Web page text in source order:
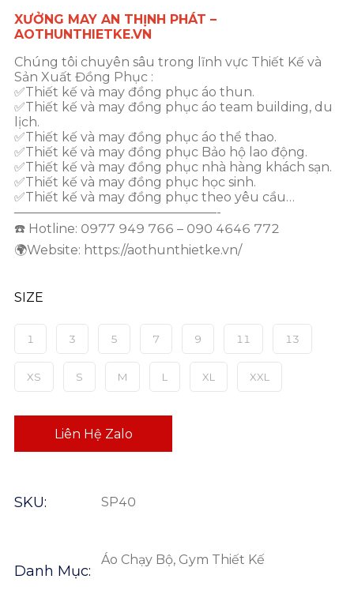
XƯỞNG MAY AN THỊNH PHÁT –
AOTHUNTHIETKE.VN
Chúng tôi chuyên sâu trong lĩnh vực Thiết Kế và
Sản Xuất Đồng Phục :
✅Thiết kế và may đồng phục áo thun.
✅Thiết kế và may đồng phục áo team building, du
lịch.
✅Thiết kế và may đồng phục áo thể thao.
✅Thiết kế và may đồng phục Bảo hộ lao động.
✅Thiết kế và may đồng phục nhà hàng khách sạn.
✅Thiết kế và may đồng phục học sinh.
✅Thiết kế và may đồng phục theo yêu cầu…
————————————————-
☎️ Hotline: 0977 949 766 – 090 4646 772
🌍Website: https://aothunthietke.vn/
Liên Hệ Zalo
SKU: SP40
Danh Mục:
Áo Chạy Bộ, Gym Thiết Kế
1 3 5 7 9 11 13
XS S M L XL XXL
SIZE